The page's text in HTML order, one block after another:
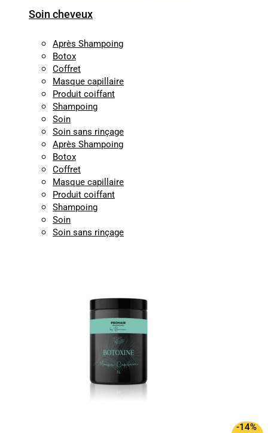
Soin cheveux
Après Shampoing
Botox
Coffret
Masque capillaire
Produit coiffant
Shampoing
Soin
Soin sans rinçage
Après Shampoing
Botox
Coffret
Masque capillaire
Produit coiffant
Shampoing
Soin
Soin sans rinçage
-14%